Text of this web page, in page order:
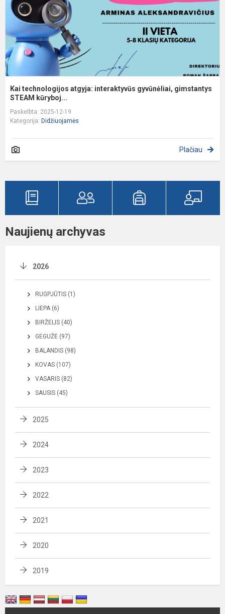
Kai technologijos atgyja: interaktyvūs gyvūnėliai, gimstantys
STEAM kūryboj...
Paskelbta: 2025-12-19
Kategorija: Didžiuojamės
Plačiau
Naujienų archyvas
2026
RUGPJŪTIS (1)
LIEPA (6)
BIRŽELIS (40)
GEGUŽĖ (97)
BALANDIS (98)
KOVAS (107)
VASARIS (82)
SAUSIS (45)
2025
2024
2023
2022
2021
2020
2019